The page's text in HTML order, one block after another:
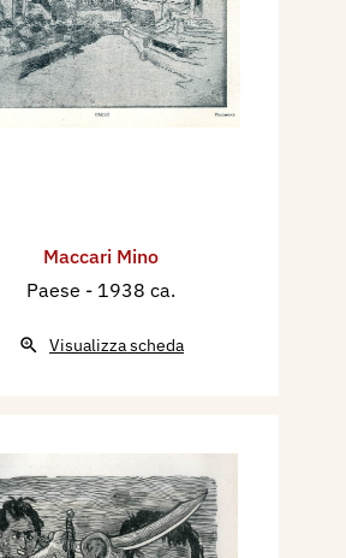
Maccari Mino
Paese - 1938 ca.
Visualizza scheda